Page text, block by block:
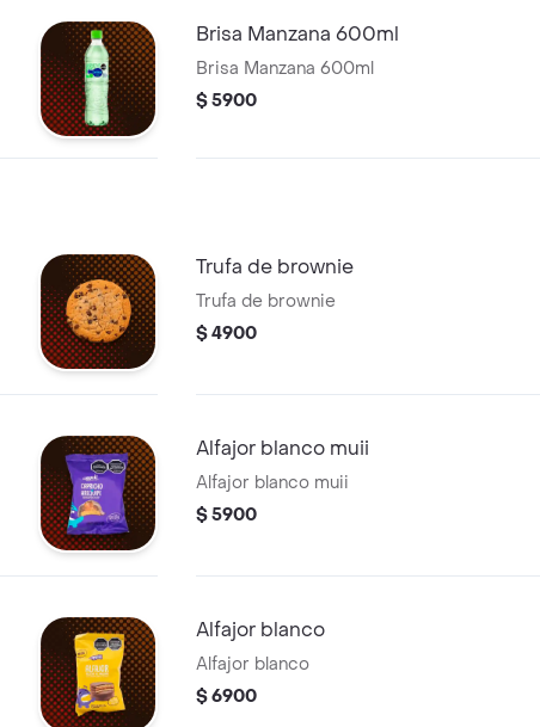
Brisa Manzana 600ml
Brisa Manzana 600ml
$ 5900
Trufa de brownie
Trufa de brownie
$ 4900
Alfajor blanco muii
Alfajor blanco muii
$ 5900
Alfajor blanco
Alfajor blanco
$ 6900